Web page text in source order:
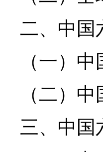
二、中国
（一）
（二）
三、中国